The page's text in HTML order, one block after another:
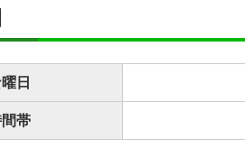
日
帯